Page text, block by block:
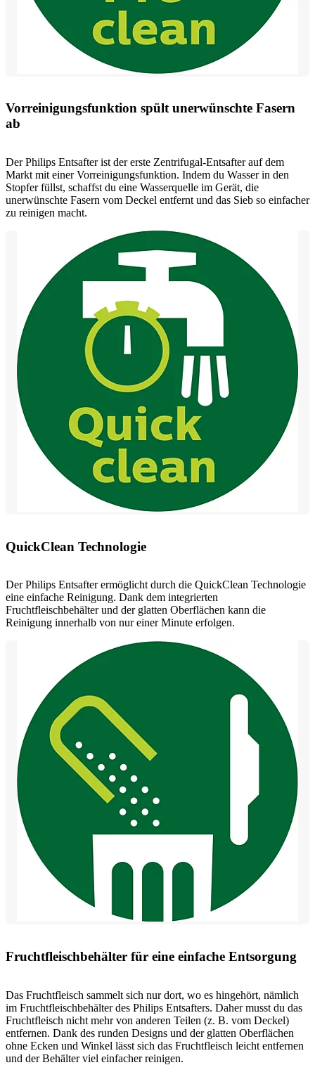
Vorreinigungsfunktion spült unerwünschte Fasern
ab
Der Philips Entsafter ist der erste Zentrifugal-Entsafter auf dem
Markt mit einer Vorreinigungsfunktion. Indem du Wasser in den
Stopfer füllst, schaffst du eine Wasserquelle im Gerät, die
unerwünschte Fasern vom Deckel entfernt und das Sieb so einfacher
zu reinigen macht.
QuickClean Technologie
Der Philips Entsafter ermöglicht durch die QuickClean Technologie
eine einfache Reinigung. Dank dem integrierten
Fruchtfleischbehälter und der glatten Oberflächen kann die
Reinigung innerhalb von nur einer Minute erfolgen.
Fruchtfleischbehälter für eine einfache Entsorgung
Das Fruchtfleisch sammelt sich nur dort, wo es hingehört, nämlich
im Fruchtfleischbehälter des Philips Entsafters. Daher musst du das
Fruchtfleisch nicht mehr von anderen Teilen (z. B. vom Deckel)
entfernen. Dank des runden Designs und der glatten Oberflächen
ohne Ecken und Winkel lässt sich das Fruchtfleisch leicht entfernen
und der Behälter viel einfacher reinigen.